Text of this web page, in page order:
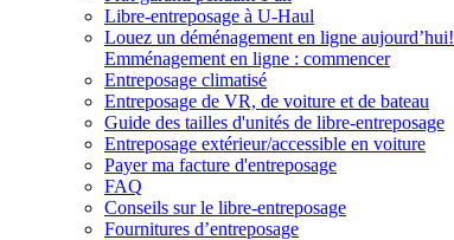
Libre-entreposage à U-Haul
Louez un déménagement en ligne aujourd’hui!
Emménagement en ligne : commencer
Entreposage climatisé
Entreposage de VR, de voiture et de bateau
Guide des tailles d'unités de libre-entreposage
Entreposage extérieur/accessible en voiture
Payer ma facture d'entreposage
FAQ
Conseils sur le libre-entreposage
Fournitures d’entreposage